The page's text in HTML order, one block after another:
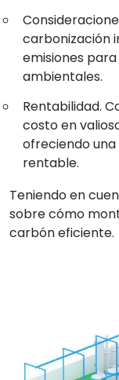
carbonización
emisiones
ambientales.
Rentabilidad.
costo en
ofreciendo
rentable.
Teniendo en
sobre cómo
carbón eficiente.